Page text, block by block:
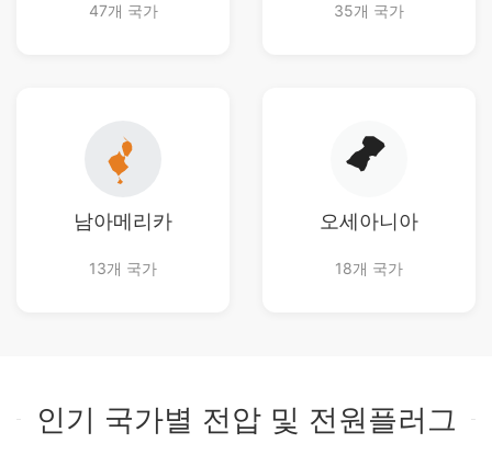
47개 국가 35개 국가
남아메리카
13개 국가
오세아니아
18개 국가
인기 국가별 전압 및 전원플러그